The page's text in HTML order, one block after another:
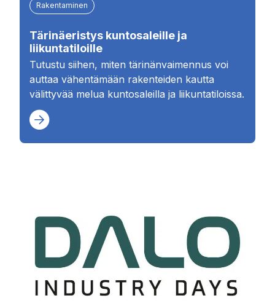
Rakentaminen
Tärinäeristys kuntosaleille ja
liikuntatiloille
Tutustu siihen, miten tärinänvaimennus voi
auttaa vähentämään rakenteiden kautta
välittyvää melua kuntosaleilla ja liikuntatiloissa.